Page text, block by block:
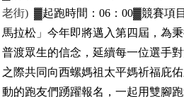
老街) ▓起跑時間：06：00▓競賽項
馬拉松」今年即將邁入第四屆，為
普渡眾生的信念，延續每一位選手
之際共同向西螺媽祖太平媽祈福庇
動的跑友們踴躍報名，一起用雙腳